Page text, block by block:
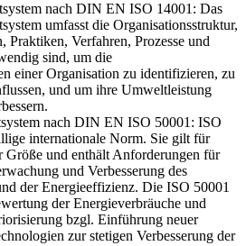
nach DIN EN ISO 14001: Das
umfasst die Organisationsstruktur,
Praktiken, Verfahren, Prozesse und
sind, um die
einer Organisation zu identifizieren, zu
und um ihre Umweltleistung
nach DIN EN ISO 50001: ISO
internationale Norm. Sie gilt für
Größe und enthält Anforderungen für
und Verbesserung des
der Energieeffizienz. Die ISO 50001
der Energieverbräuche und
bzgl. Einführung neuer
zur stetigen Verbesserung der